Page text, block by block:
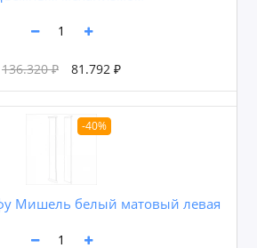
136.320 ₽ 81.792 ₽
-40%
Мишель белый матовый левая